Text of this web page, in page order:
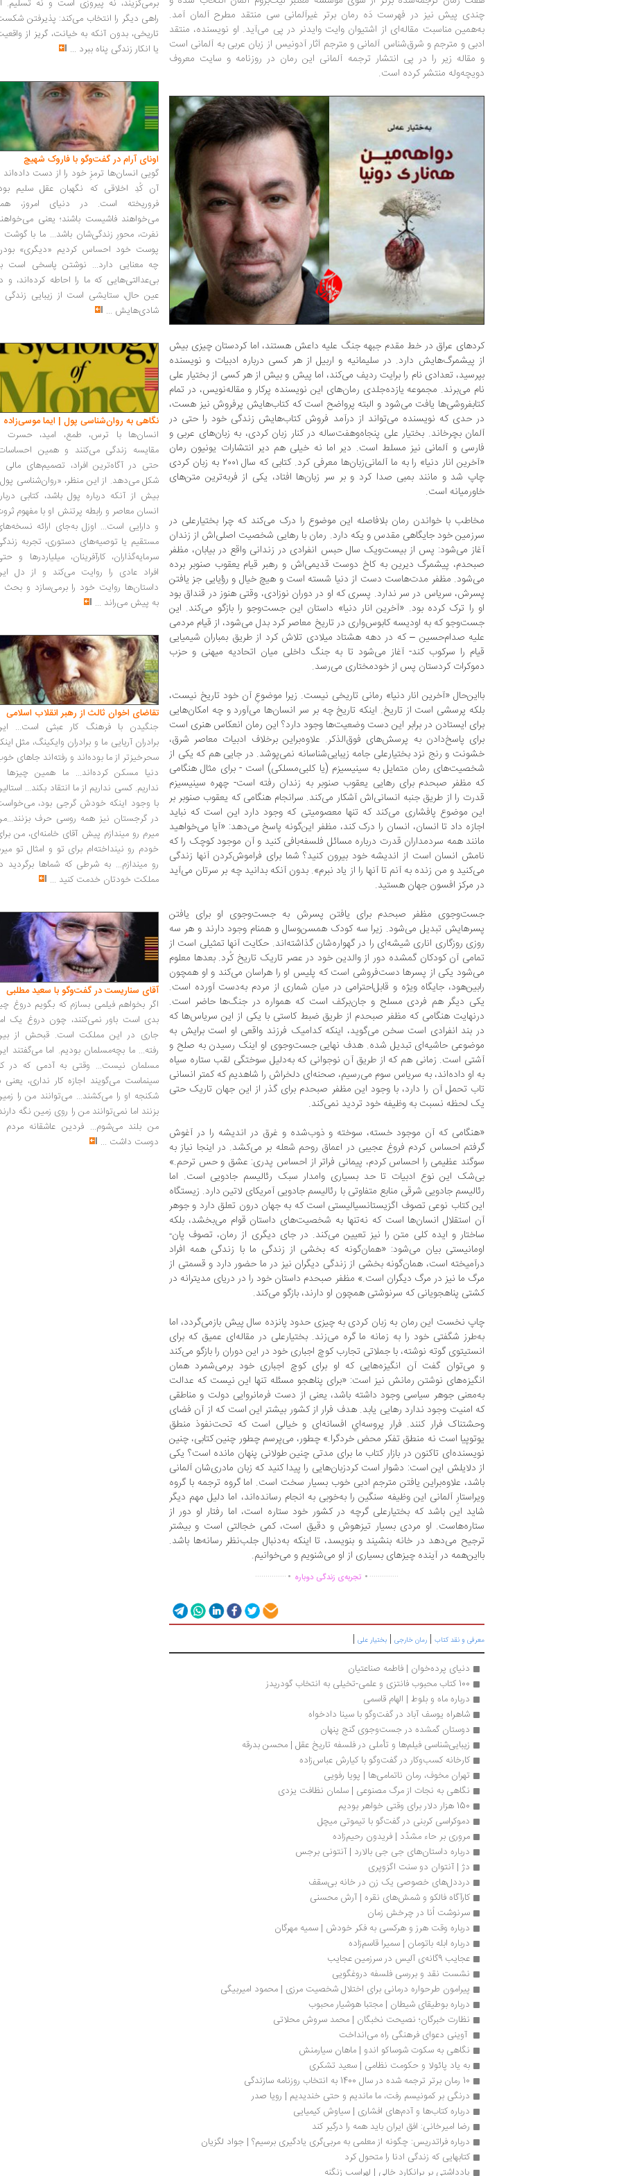
چندی پیش نیز در فهرست دَه رمان برتر غیرآلمانی سی منتقد مطرح آلمان آمد.
به‌همین مناسبت مقاله‌ای از اشتیوان وایت وایدنر در پی می‌آید. او نویسنده، منتقد
ادبی و مترجم و شرق‌شناس آلمانی و مترجم آثار آدونیس از زبان عربی به آلمانی است
و مقاله زیر را در پی انتشار ترجمه آلمانی این رمان در روزنامه و سایت معروف
دویچه‌وله منتشر کرده است.
کردهای عراق در خط مقدم جبهه جنگ علیه داعش هستند، اما کردستان چیزی بیش
از پیشمرگ‌هایش دارد. در سلیمانیه و اربیل از هر کسی درباره ادبیات و نویسنده
بپرسید، تعدادی نام را برایت ردیف می‌کند، اما پیش‌ و بیش از هر کسی از بختیار علی
نام می‌برند. مجموعه یازده‌جلدی رمان‌های این نویسنده پرکار و مقاله‌نویس، در تمام
کتابفروشی‌ها یافت می‌شود و البته پروا‌ضح است که کتاب‌هایش پرفروش نیز هست،
در حدی که نویسنده می‌تواند از درآمد فروش کتاب‌هایش زندگی خود را حتی در
آلمان بچرخاند. بختیار علی پنجاه‌وهفت‌ساله در کنار زبان کردی، به زبان‌های عربی و
فارسی و آلمانی نیز مسلط است. دیر اما نه خیلی هم دیر انتشارات یونیون رمان
«آخرین انار دنیا» را به ما آلمانی‌‌زبان‌ها معرفی کرد. کتابی که سال ٢٠٠١ به زبان کردی
چاپ شد و مانند بمبی صدا کرد و بر سر زبان‌ها افتاد، یکی از فربه‌ترین متن‌های
خاورمیانه است.
مخاطب با خواندن رمان بلافاصله این موضوع را درک می‌کند که چرا بختیارعلی در
سرزمین خود جایگاهی مقدس و یکه دارد. رمان با رهایی شخصیت اصلی‌اش از زندان
آغاز می‌شود: پس از بیست‌ویک سال حبس انفرادی در زندانی واقع در بیابان، مظفر
صبحدم، پیشمرگ دیرین به کاخ دوست قدیمی‌اش و رهبر قیام یعقوب صنوبر برده
می‌شود. مظفر مدت‌هاست دست از دنیا شسته است و هیچ خیال و رؤیایی جز یافتن
پسرش، سریاس در سر ندارد. پسری که او در دوران نوزادی، وقتی هنوز در قنداق بود
او را ترک کرده بود. «آخرین انار دنیا» داستان این جست‌وجو را بازگو می‌کند. این
جست‌وجو که به اودیسه کابوس‌واری در تاریخ معاصر کرد بدل می‌شود، از قیام مردمی
علیه صدام‌حسین – که در دهه هشتاد میلادی تلاش کرد از طریق بمباران شیمیایی
قیام را سرکوب کند- آغاز می‌شود تا به جنگ داخلی میان اتحادیه میهنی و حزب
دموکرات کردستان پس از خودمختاری می‌رسد.
بااین‌حال «آخرین انار دنیا» رمانی تاریخی نیست. زیرا موضوعِ آن خود تاریخ نیست،
بلکه پرسشی است از تاریخ. اینکه تاریخ چه بر سر انسان‌ها می‌آورد و چه امکان‌هایی
برای ایستادن در برابر این دست وضعیت‌ها وجود دارد؟ این رمان انعکاس هنری است
برای پاسخ‌دادن به پرسش‌های فوق‌الذکر. علاوه‌براین برخلاف ادبیات معاصر شرق،
خشونت و رنج نزد بختیارعلی جامه زیبایی‌شناسانه نمی‌پوشد. در جایی هم که یکی از
شخصیت‌های رمان متمایل به سینیسیزم (یا کلبی‌مسلکی) است -‌ برای‌ مثال هنگامی
که مظفر صبحدم برای رهایی یعقوب صنوبر به زندان رفته است- چهره سینیسیزم
قدرت را از طریق جنبه انسانی‌اش آشکار می‌کند. سرانجام هنگامی که یعقوب صنوبر بر
این موضوع پافشاری می‌کند که تنها معصومیتی که وجود دارد این است که نباید
اجازه داد تا انسان، انسان را درک کند، مظفر این‌گونه پاسخ می‌دهد: «آیا می‌خواهید
مانند همه سردمداران قدرت درباره مسائل فلسفه‌بافی کنید و آن موجود کوچک را که
نامش انسان است از اندیشه خود بیرون کنید؟ شما برای فراموش‌کردن آنها زندگی
می‌کنید و من زنده به آنم تا آنها را از یاد نبرم». بدون آنکه بدانید چه بر سرتان می‌آید
در مرکز افسون‌ جهان هستید.
جست‌وجوی مظفر صبحدم برای یافتن پسرش به جست‌وجوی او برای یافتن
پسرهایش تبدیل می‌شود. زیرا سه کودک همسن‌وسال و همنام وجود دارند و هر سه
روزی روزگاری اناری شیشه‌ای را در گهواره‌شان گذاشته‌اند. حکایت آنها تمثیلی است از
تمامی آن کودکان گمشده دور از والدین خود در عصر تاریک تاریخ کُرد. بعدها معلوم
می‌شود یکی از پسرها دست‌فروشی است که پلیس او را هراسان می‌کند و او همچون
رابین‌هود، جایگاه ویژه و قابل‌احترامی در میان شماری از مردم به‌دست آورده است.
یکی دیگر هم فردی مسلح و جان‌برکف است که همواره در جنگ‌ها حاضر است.
درنهایت هنگامی که مظفر صبحدم از طریق ضبط کاستی با یکی از این سریاس‌ها که
در بند انفرادی است سخن می‌گوید، اینکه کدامیک فرزند واقعی او است برایش به
موضوعی حاشیه‌ای تبدیل شده. هدف نهایی جست‌وجوی او اینک رسیدن به صلح و
آشتی است. زمانی هم که از طریق آن نوجوانی که به‌دلیل سوختگی لقب ستاره سیاه
به او داده‌اند، به سریاس سوم می‌رسیم، صحنه‌ای دلخراش را شاهدیم که کمتر انسانی
تاب تحمل آن را دارد، با وجود این مظفر صبحدم برای گذر از این جهان تاریک حتی
یک لحظه نسبت به وظیفه خود تردید نمی‌کند.
«هنگامی که آن موجود خسته، سوخته‌ و ذوب‌شده و غرق در اندیشه را در آغوش
گرفتم احساس کردم فروغ عجیبی در اعماق روحم شعله بر می‌کشد. در اینجا نیاز به
سوگند عظیمی را احساس کردم، پیمانی فراتر از احساس پدری: عشق و حس ترحم.»
بی‌شک این نوع ادبیات تا حد بسیاری وامدار سبک رئالیسم جادویی است. اما
رئالیسم جادویی شرقی منابع متفاوتی با رئالیسم جادویی آمریکای لاتین دارد. زیستگاه
این کتاب نوعی تصوف اگزیستانسیالیستی است که به جهان درون تعلق دارد و جوهر
آن استقلال انسان‌ها است که نه‌تنها به شخصیت‌های داستان قوام می‌بخشد، بلکه
ساختار و ایده کلی متن را نیز تعیین می‌کند. در جای دیگری از رمان، تصوف پان-
اومانیستی بیان می‌شود: «همان‌گونه که بخشی از زندگی ما با زندگی همه افراد
درآمیخته است، همان‌گونه بخشی از زندگی دیگران نیز در ما حضور دارد و قسمتی از
مرگ ما نیز در مرگ دیگران است.» مظفر صبحدم داستان خود را در دریای مدیترانه در
کشتی پناهجویانی که سرنوشتی همچون او دارند، بازگو می‌کند.
چاپ نخست این رمان به زبان کردی به چیزی حدود پانزده‌ سال پیش بازمی‌گردد، اما
به‌طرز شگفتی خود را به زمانه ما گره می‌زند. بختیارعلی در مقاله‌ای عمیق که برای
انستیتوی گوته نوشته، با جملاتی تجارب کوچ اجباری خود در این دوران را بازگو می‌کند
و می‌توان گفت آن انگیزه‌هایی که او برای کوچ اجباری خود برمی‌شمرد همان
انگیزه‌های نوشتن رمانش نیز است: «برای پناهجو مسئله تنها این نیست که عدالت
به‌معنی جوهر سیاسی وجود داشته باشد، یعنی از دست فرمانروایی دولت و مناطقی
که امنیت وجود ندارد رهایی یابد. هدف فرار از کشور بیشتر این است که از آن فضای
وحشتناک فرار کنند. فرار پروسه‌اي افسانه‌ای و خیالی است که تحت‌نفوذ منطق
یوتوپیا است نه منطق تفکر محض خردگرا.» چطور، می‌پرسم چطور چنین کتابی، چنین
نویسنده‌ای تاکنون در بازار کتاب ما برای مدتی چنین طولانی پنهان مانده است؟ یکی
از دلایلش این است: دشوار است کردزبان‌هایی را پیدا کنید که زبان مادری‌شان آلمانی
باشد، علاوه‌براین یافتن مترجم ادبی خوب بسیار سخت است. اما گروه ترجمه با گروه
ویراستارِ آلمانی این وظیفه سنگین را به‌خوبی به انجام رسانده‌اند، اما دلیل مهم دیگر
شاید این باشد که بختیارعلی گرچه در کشور خود ستاره است، اما رفتار او دور از
ستاره‌هاست. او مردی بسیار تیزهوش و دقیق است، کمی خجالتی است و بیشتر
ترجیح می‌دهد در خانه بنشیند و بنویسد، تا اینکه به‌دنبال جلب‌نظر رسانه‌ها باشد.
بااین‌همه در آینده چیزهای بسیاری از او می‌شنویم و می‌خوانیم.
................ تجربه‌ی زندگی دوباره...............
معرفی و نقد کتاب | رمان خارجی | بختیار علی |
دنیای پرده‌خوان | فاطمه صناعتیان
100 کتاب محبوب فانتزی و علمی-تخیلی به انتخاب گودریدز
درباره ماه و بلوط | الهام قاسمی
شاهراه یوسف آباد در گفت‌وگو با سینا دادخواه
دوستان گمشده در جست‌وجوی گنج پنهان
زیبایی‌شناسی فیلم‌ها و تأملی در فلسفه تاریخ عقل | محسن بدرقه
کارخانه کسب‌و‌کار در گفت‌وگو با کیارش عباس‌زاده
تهران مخوف، رمان ناتمامی‌ها | پویا رفویی
نگاهی به نجات از مرگ مصنوعی | سلمان نظافت یزدی
150 هزار دلار برای وقتی خواهر بودیم
دموکراسی کربنی در گفت‌گو با تیموتی میچل
مروری بر حاء مشدّد | فریدون رحیم‌زاده
درباره داستان‌های جی جی بالارد | آنتونی برجس
دژ | آنتوان دو سنت اگزوپری
درددل‌های خصوصی یک زن در خانه‌ بی‌سقف
کارآگاه فالکو و شمش‌های نقره | آرش محسنی
سرنوشت اُنا در چرخش زمان
درباره وقت هرز و هرکسی به فکر خودش | سمیه مهرگان
درباره ابله باتومان | سمیرا قاسم‌زاده
عجایب 9گانه‌ی آلیس در سرزمین عجایب
نشست نقد و بررسی فلسفه دروغگویی
پیرامون طرحواره‌ درمانی برای اختلال شخصیت مرزی | محمود امیربیگی
درباره بوطیقای شیطان | مجتبا هوشیار محبوب
نظارت خبرگان؛ نصیحت نخبگان | محمد سروش محلاتی
آوینی دعوای فرهنگی راه ‏می‌انداخت
نگاهی به سکوت شوساکو اندو | ماهان سیارمنش
به یاد پائولا و حکومت نظامی | سعید تشکری
10 رمان برتر ترجمه شده در سال 1400 به انتخاب روزنامه سازندگی
درنگی بر کمونیسم رفت، ما ماندیم و حتی خندیدیم | رویا صدر
درباره کتاب‌ها و آدم‌های افشاری | سیاوش کیمیایی
رضا امیرخانی: افق ایران باید همه را درگیر کند
درباره فراتدریس: چگونه از معلمی به مربی‌گری یادگیری برسیم؟ | جواد لگزیان
کتابهایی که زندگی ادنا را متحول کرد
یادداشتی بر برانکارد خالی | لهراسب زنگنه
برمی‌گزیند، نه پیروزی است و نه تسلیم.
راهی دیگر را انتخاب می‌کند: پذیرفتن
تاریخی، بدون آنکه به خیانت، گریز از
یا انکار زندگی پناه ببرد ...
اونای آرام در گفت‌وگو با فاروک شهیچ‭
گویی انسان‌ها ترمزِ خود را از دست داده‌اند
آن کُدِ اخلاقی که نگهبان عقل سلیم
فروریخته است. در دنیای امروز،
می‌خواهند فاشیست باشند؛ یعنی
نفرت، محورِ زندگی‌شان باشد... ما با گوشت
پوست خود احساس کردیم «دیگری»
چه معنایی دارد... نوشتن پاسخی است
بی‌عدالتی‌هایی که ما را احاطه کرده‌اند، و
عین حال، ستایشی است از زیبایی زندگی
شادی‌هایش ...
نگاهی به روان‌شناسی پول | ایما موسی‌زاده
انسان‌ها با ترس، طمع، امید، حسرت
مقایسه زندگی می‌کنند و همین
حتی در آگاه‌ترین افراد، تصمیم‌های مالی
شکل می‌دهد. از این منظر، «روان‌شناسی
بیش از آنکه درباره پول باشد، کتابی
انسان معاصر و رابطه پرتنش او با مفهوم
و دارایی است... اوزل به‌جای ارائه
مستقیم یا توصیه‌های دستوری، تجربه
سرمایه‌گذاران، کارآفرینان، میلیاردرها و
افراد عادی را روایت می‌کند و از دل
داستان‌ها روایت خود را برمی‌سازد و بحث
به پیش می‌راند ...
تقاضای اخوان ثالث از رهبر انقلاب اسلامی
جنگیدن با فرهنگ کار عبثی است...
برادران آریایی ما و برادران وایکینگ، مثل
سحرخیزتر از ما بوده‌اند و رفته‌اند جاهای
دنیا مسکن کرده‌اند... ما همین چیزها
نداریم. کسی نداریم از ما انتقاد بکند...
با وجود اینکه خودش گرجی بود،
در گرجستان نیز همه روسی حرف
میرم رو میندازم پیش آقای خامنه‌ای، من
خودم رو نینداخته‌ام برای تو و امثال تو
رو میندازم... به شرطی که شماها برگردید
مملکت خودتان خدمت کنید ...
آقای سناریست در گفت‌وگو با سعید مطلبی
اگر بخواهم فیلمی بسازم که بگویم دروغ
بدی است باور نمی‌کنند، چون دروغ یک
جاری در این مملکت است. قبحش از
رفته... ما بچه‌مسلمان بودیم. اما می‌گفتند
مسلمان نیست... وقتی به آدمی که در
سینماست می‌گویند اجازه کار نداری، یعنی
شکنجه او را می‌کشند... می‌توانند من را
بزنند اما نمی‌توانند من را روی زمین نگه
من بلند می‌شوم... فردین عاشقانه مردم
دوست داشت ...